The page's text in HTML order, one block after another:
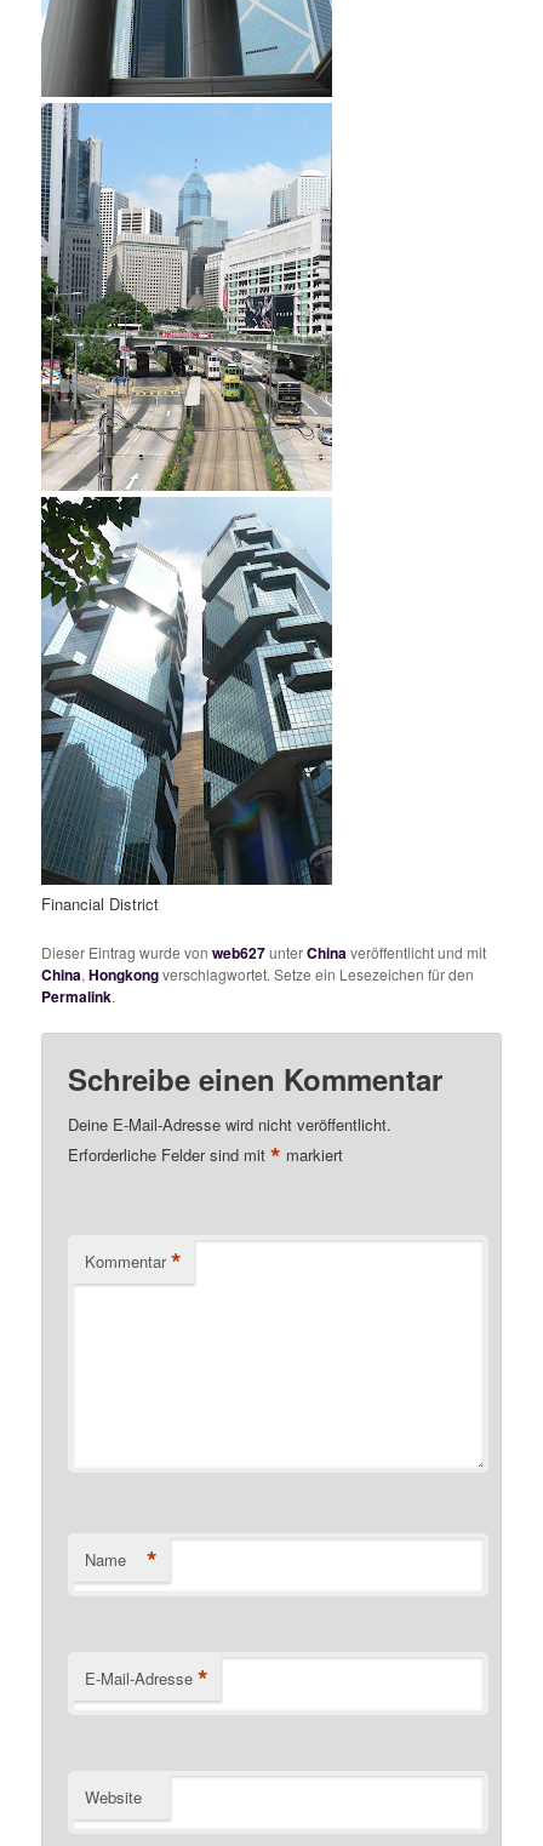
Financial District
Dieser Eintrag wurde vonweb627unterChinaveröffentlicht und mit
China,Hongkongverschlagwortet. Setze ein Lesezeichen für den
Permalink.
Schreibe einen Kommentar
Deine E-Mail-Adresse wird nicht veröffentlicht.
Erforderliche Felder sind mit* markiert
Kommentar *
Name *
E-Mail-Adresse *
Website